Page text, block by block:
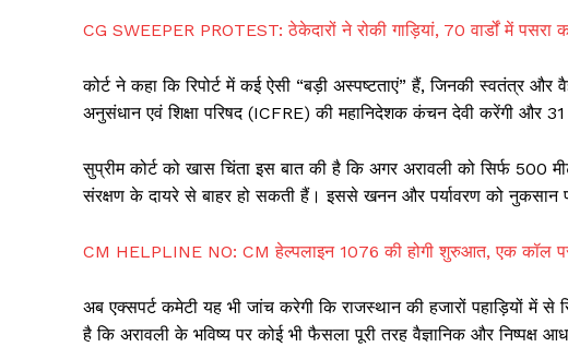
सिर्फ सच !!!
CG SWEEPER PROTEST: ठेकेदारों ने रोकी गाड़ियां, 70 वार्डों में पसरा
कोर्ट ने कहा कि रिपोर्ट में कई ऐसी “बड़ी अस्पष्टताएं” हैं, जिनकी स्वतंत्र और
अनुसंधान एवं शिक्षा परिषद (ICFRE) की महानिदेशक कंचन देवी करेंगी और
सुप्रीम कोर्ट को खास चिंता इस बात की है कि अगर अरावली को सिर्फ 500
संरक्षण के दायरे से बाहर हो सकती हैं। इससे खनन और पर्यावरण को नुकसान
CM HELPLINE NO: CM हेल्पलाइन 1076 की होगी शुरुआत, एक कॉल पर
अब एक्सपर्ट कमेटी यह भी जांच करेगी कि राजस्थान की हजारों पहाड़ियों में से
है कि अरावली के भविष्य पर कोई भी फैसला पूरी तरह वैज्ञानिक और निष्पक्ष